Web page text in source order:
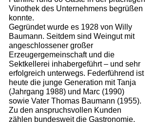
Vinothek des Unternehmens begrüßen
konnte.
Gegründet wurde es 1928 von Willy
Baumann. Seitdem sind Weingut mit
angeschlossener großer
Erzeugergemeinschaft und die
Sektkellerei inhabergeführt – und sehr
erfolgreich unterwegs. Federführend ist
heute die junge Generation mit Tanja
(Jahrgang 1988) und Marc (1990)
sowie Vater Thomas Baumann (1955).
Zu den anspruchsvollen Kunden
zählen bundesweit die Gastronomie,